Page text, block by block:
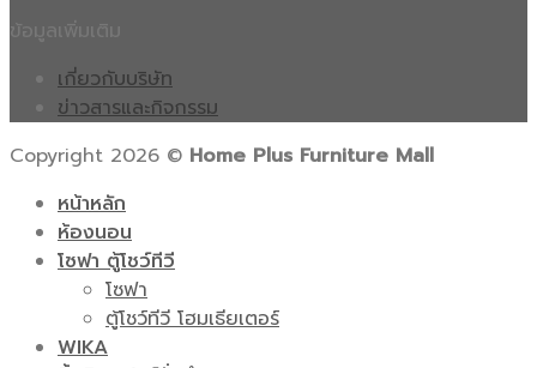
เกี่ยวกับบริษัท
ข่าวสารและกิจกรรม
Copyright 2026 © Home Plus Furniture Mall
หน้าหลัก
ห้องนอน
โซฟา ตู้โชว์ทีวี
โซฟา
ตู้โชว์ทีวี โฮมเธียเตอร์
WIKA